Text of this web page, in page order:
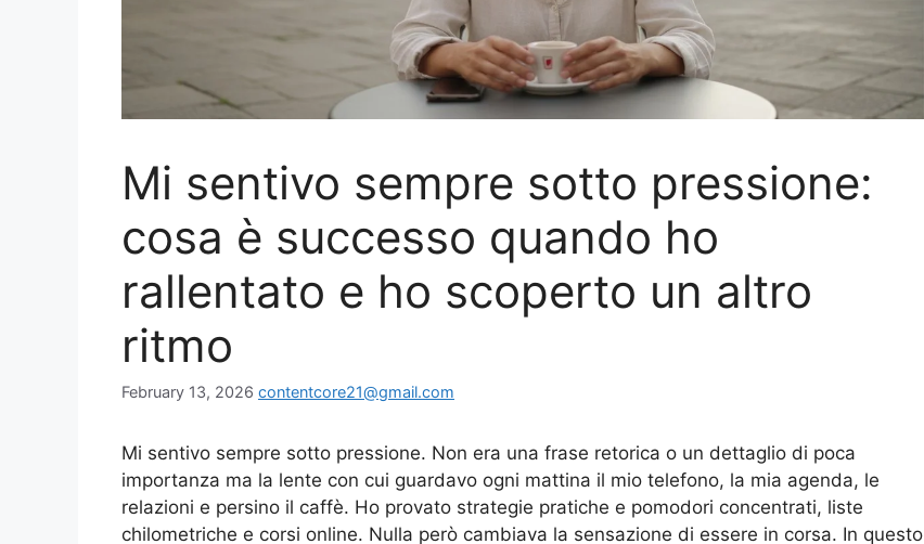
Mi sentivo sempre sotto pressione:
cosa è successo quando ho
rallentato e ho scoperto un altro
ritmo
February 13, 2026 contentcore21@gmail.com
Mi sentivo sempre sotto pressione. Non era una frase retorica o un dettaglio di poca
importanza ma la lente con cui guardavo ogni mattina il mio telefono, la mia agenda, le
relazioni e persino il caffè. Ho provato strategie pratiche e pomodori concentrati, liste
chilometriche e corsi online. Nulla però cambiava la sensazione di essere in corsa. In questo